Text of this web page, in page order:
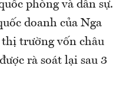
phòng và dân sự.
doanh của Nga
thị trường vốn châu
rà soát lại sau 3